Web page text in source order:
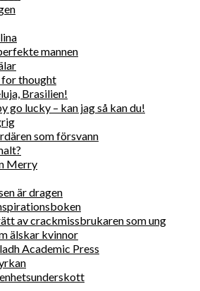
mannen
for thought
Brasilien!
go lucky – kan jag så kan du!
som försvann
Merry
är dragen
av crackmissbrukaren som ung
älskar kvinnor
Academic Press